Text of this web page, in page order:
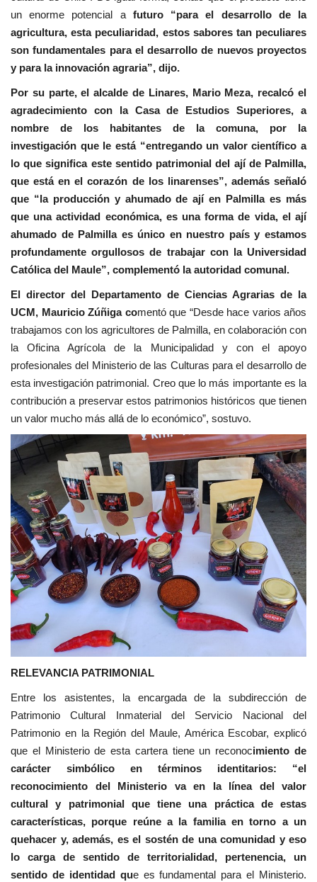
un enorme potencial afuturo “para el desarrollo de la
agricultura, esta peculiaridad, estos sabores tan peculiares
son fundamentales para el desarrollo de nuevos proyectos
y para la innovación agraria”, dijo.
Por su parte, el alcalde de Linares, Mario Meza, recalcó el
agradecimiento con la Casa de Estudios Superiores, a
nombre de los habitantes de la comuna, por la
investigación que le está “entregando un valor científico a
lo que significa este sentido patrimonial del ají de Palmilla,
que está en el corazón de los linarenses”, además señaló
que “la producción y ahumado de ají en Palmilla es más
que una actividad económica, es una forma de vida, el ají
ahumado de Palmilla es único en nuestro país y estamos
profundamente orgullosos de trabajar con la Universidad
Católica del Maule”, complementó la autoridad comunal.
El director del Departamento de Ciencias Agrarias de la
UCM, Mauricio Zúñiga comentó que “Desde hace varios años
trabajamos con los agricultores de Palmilla, en colaboración con
la Oficina Agrícola de la Municipalidad y con el apoyo
profesionales del Ministerio de las Culturas para el desarrollo de
esta investigación patrimonial. Creo que lo más importante es la
contribución a preservar estos patrimonios históricos que tienen
un valor mucho más allá de lo económico”, sostuvo.
RELEVANCIA PATRIMONIAL
Entre los asistentes, la encargada de la subdirección de
Patrimonio Cultural Inmaterial del Servicio Nacional del
Patrimonio en la Región del Maule, América Escobar, explicó
que el Ministerio de esta cartera tiene un reconocimiento de
carácter simbólico en términos identitarios: “el
reconocimiento del Ministerio va en la línea del valor
cultural y patrimonial que tiene una práctica de estas
características, porque reúne a la familia en torno a un
quehacer y, además, es el sostén de una comunidad y eso
lo carga de sentido de territorialidad, pertenencia, un
sentido de identidad que es fundamental para el Ministerio.